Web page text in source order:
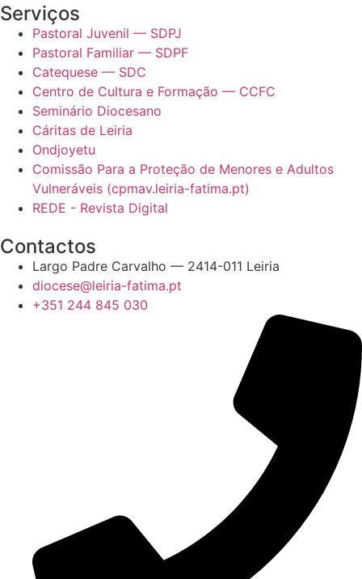
Serviços
Pastoral Juvenil — SDPJ
Pastoral Familiar — SDPF
Catequese — SDC
Centro de Cultura e Formação — CCFC
Seminário Diocesano
Cáritas de Leiria
Ondjoyetu
Comissão Para a Proteção de Menores e Adultos
Vulneráveis (cpmav.leiria-fatima.pt)
REDE - Revista Digital
Contactos
Largo Padre Carvalho — 2414-011 Leiria
diocese@leiria-fatima.pt
+351 244 845 030